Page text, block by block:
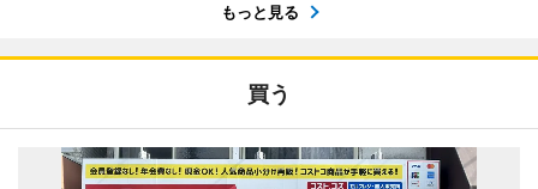
もっと見る
買う